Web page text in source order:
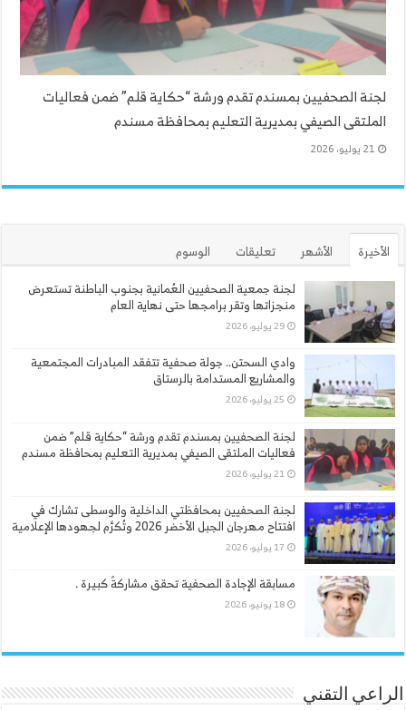
لجنة الصحفيين بمسندم تقدم ورشة “حكاية قلم” ضمن فعاليات
الملتقى الصيفي بمديرية التعليم بمحافظة مسندم
21 يوليو، 2026
الأخيرة الأشهر تعليقات
الوسوم
لجنة جمعية الصحفيين العُمانية بجنوب الباطنة تستعرض
منجزاتها وتقر برامجها حتى نهاية العام
29 يوليو، 2026
وادي السحتن.. جولة صحفية تتفقد المبادرات المجتمعية
والمشاريع المستدامة بالرستاق
25 يوليو، 2026
لجنة الصحفيين بمسندم تقدم ورشة “حكاية قلم” ضمن
فعاليات الملتقى الصيفي بمديرية التعليم بمحافظة مسندم
21 يوليو، 2026
لجنة الصحفيين بمحافظتي الداخلية والوسطى تشارك في
افتتاح مهرجان الجبل الأخضر 2026 وتُكرَّم لجهودها الإعلامية
17 يوليو، 2026
مسابقة الإجادة الصحفية تحقق مشاركةً كبيرة .
18 يونيو، 2026
الراعي التقني